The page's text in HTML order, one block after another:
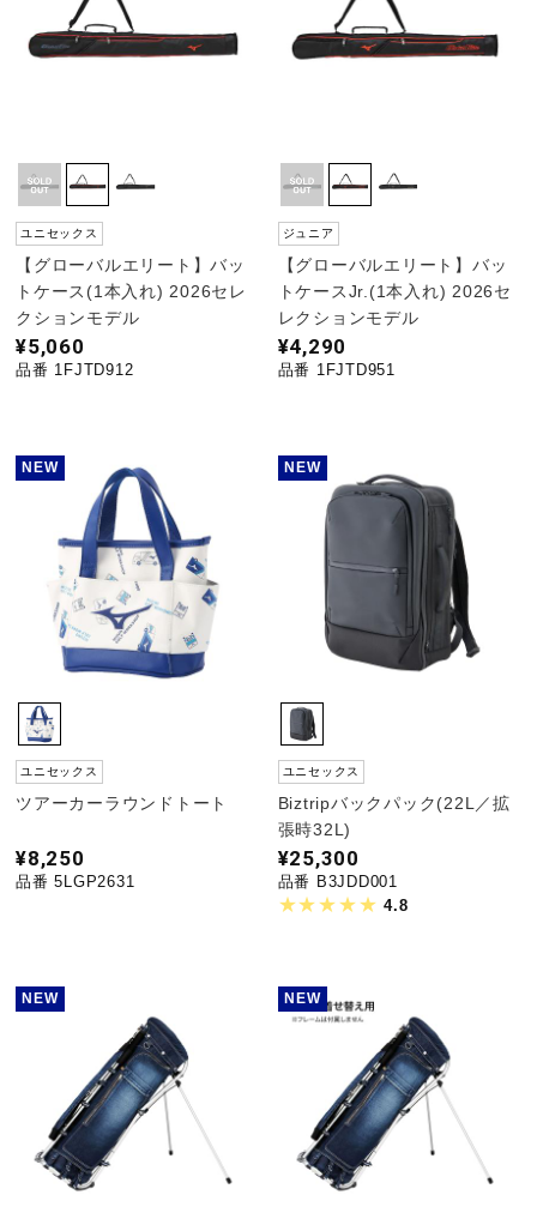
ユニセックス
【グローバルエリート】バッ
トケース(1本入れ) 2026セレ
クションモデル
¥5,060
品番 1FJTD912
ジュニア
【グローバルエリート】バッ
トケースJr.(1本入れ) 2026セ
レクションモデル
¥4,290
品番 1FJTD951
NEW
ユニセックス
ツアーカーラウンドトート
¥8,250
品番 5LGP2631
NEW
ユニセックス
Biztripバックパック(22L／拡
張時32L)
¥25,300
品番 B3JDD001
4.8
NEW NEW